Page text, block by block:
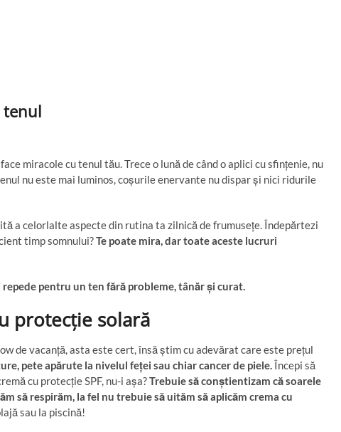
tenul
miracole cu tenul tău. Trece o lună de când o aplici cu sfințenie, nu
nu este mai luminos, coșurile enervante nu dispar și nici ridurile
a celorlalte aspecte din rutina ta zilnică de frumusețe. Îndepărtezi
timp somnului?Te poate mira, dar toate aceste lucruri
pentru un ten fără probleme, tânăr și curat.
protecție solară
de vacanță, asta este cert, însă știm cu adevărat care este prețul
pete apărute la nivelul feței sau chiar cancer de piele.Începi să
cu protecție SPF, nu-i așa?Trebuie să conștientizam că soarele
să respirăm, la fel nu trebuie să uităm să aplicăm crema cu
sau la piscină!